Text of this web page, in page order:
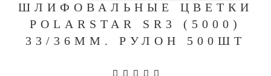
ШЛИФОВАЛЬНЫЕ ЦВЕТКИ
POLARSTAR SR3 (5000)
33/36ММ. РУЛОН 500ШТ